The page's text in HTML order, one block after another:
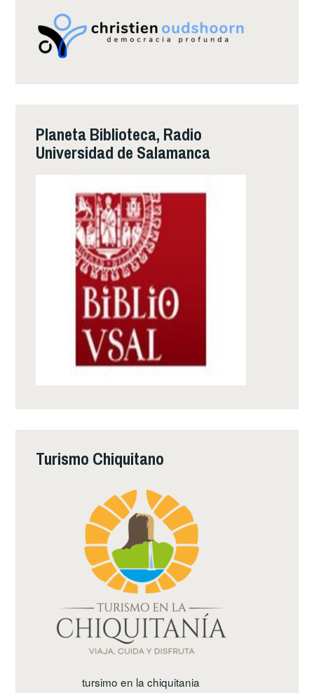
Planeta Biblioteca, Radio
Universidad de Salamanca
Turismo Chiquitano
tursimo en la chiquitania